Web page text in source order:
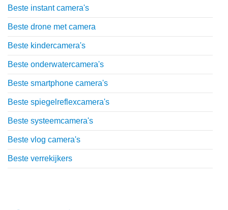
Beste instant camera's
Beste drone met camera
Beste kindercamera's
Beste onderwatercamera's
Beste smartphone camera's
Beste spiegelreflexcamera's
Beste systeemcamera's
Beste vlog camera's
Beste verrekijkers